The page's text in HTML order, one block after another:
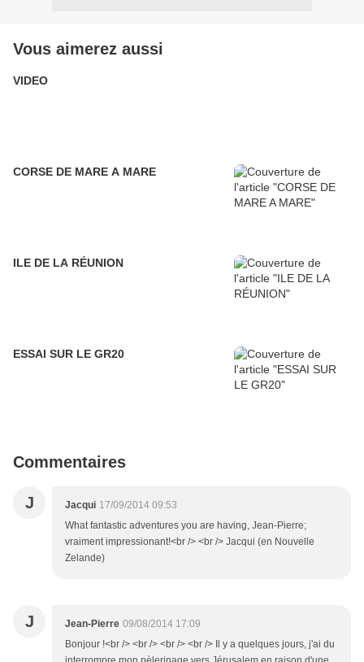
Vous aimerez aussi
VIDEO
CORSE DE MARE A MARE
ILE DE LA RÉUNION
ESSAI SUR LE GR20
Commentaires
J Jacqui 17/09/2014 09:53
What fantastic adventures you are having, Jean-Pierre;
vraiment impressionant!<br /> <br /> Jacqui (en Nouvelle
Zelande)
J Jean-Pierre 09/08/2014 17:09
Bonjour !<br /> <br /> <br /> <br /> Il y a quelques jours, j'ai du